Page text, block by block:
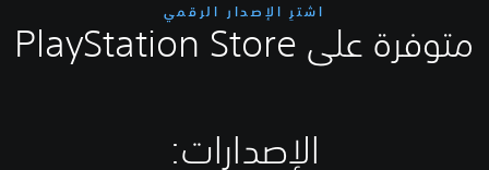
اشترِ الإصدار الرقمي
متوفرة على PlayStation Store
الإصدارات:‏